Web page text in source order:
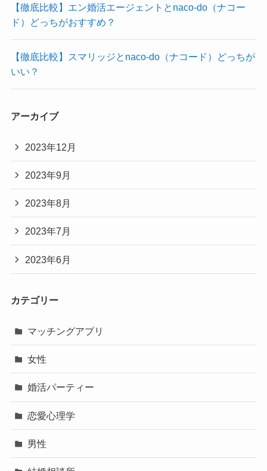
【徹底比較】エン婚活エージェントとnaco-do（ナコー
ド）どっちがおすすめ？
【徹底比較】スマリッジとnaco-do（ナコード）どっちが
いい？
アーカイブ
2023年12月
2023年9月
2023年8月
2023年7月
2023年6月
カテゴリー
マッチングアプリ
女性
婚活パーティー
恋愛心理学
男性